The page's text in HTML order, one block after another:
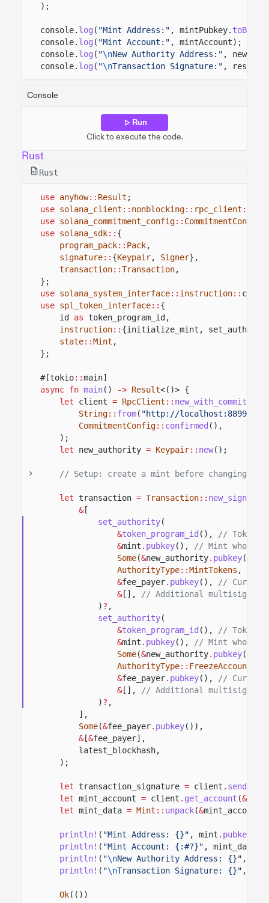
);
console. log ( "Mint Address:" , mintPubkey.
console. log ( "Mint Account:" , mintAccount);
console. log ( "\nNew Authority Address:" ,
console. log ( "\nTransaction Signature:" ,
Console
Run
Click to execute the code.
Rust
Rust
use anyhow:: Result ;
use solana_client :: nonblocking:: rpc_client ::
use solana_commitment_config:: CommitmentConfig
use solana_sdk:: {
program_pack:: Pack,
signature:: {Keypair, Signer},
transaction::Transaction,
};
use solana_system_interface:: instruction::
use spl_token_interface:: {
id
as token_program_id,
instruction:: {initialize_mint,
state::Mint ,
};
#[tokio::main]
async fn main() -> Result<()> {
let
client = RpcClient :: new_with_commitment
String:: from( "http://localhost:8899"
CommitmentConfig:: confirmed (),
);
let
new_authority = Keypair:: new();
// Setup: create a mint before changing
let transaction = Transaction::
&[
set_authority(
&token_program_id (),
// Token
&mint . pubkey(),
// Mint whose
Some(&new_authority. pubkey()),
AuthorityType::MintTokens ,
&fee_payer. pubkey(),
// Current
&[],
// Additional multisig
)? ,
set_authority(
&token_program_id (),
// Token
&mint . pubkey(),
// Mint whose
Some(&new_authority. pubkey()),
AuthorityType:: FreezeAccount
&fee_payer. pubkey(),
// Current
&[],
// Additional multisig
)? ,
],
Some(&fee_payer. pubkey()),
&[&fee_payer],
latest_blockhash,
);
let transaction_signature = client .
let mint_account = client . get_account (&
let mint_data = Mint :: unpack(&mint_account
println! ( "Mint Address: {}" , mint . pubkey
println! ( "Mint Account: {:#?}" , mint_data);
println! ( "\nNew Authority Address: {}" ,
println! ( "\nTransaction Signature: {}" ,
Ok(())